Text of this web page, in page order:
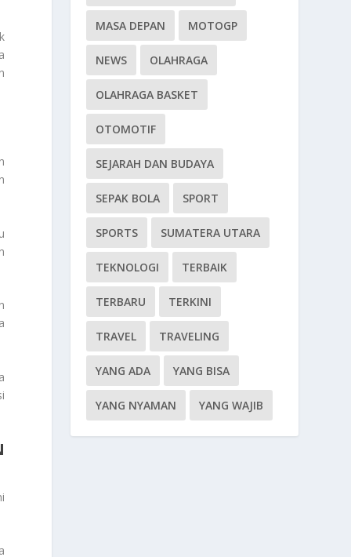
MASA DEPAN MOTOGP
NEWS OLAHRAGA
OLAHRAGA BASKET
OTOMOTIF
SEJARAH DAN BUDAYA
SEPAK BOLA SPORT
SPORTS SUMATERA UTARA
TEKNOLOGI TERBAIK
TERBARU TERKINI
TRAVEL TRAVELING
YANG ADA YANG BISA
YANG NYAMAN YANG WAJIB